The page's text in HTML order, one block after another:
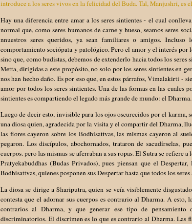
introduce a los seres vivos en la felicidad del Buda. Tal, Manjushri, es
Hay una diferencia entre amar a los seres sintientes - el cual
normal que, como seres humanos de carne y hueso, seamos seres
nnuestros seres queridos, ya sean familiares o amigos.
comportamiento sociópata y patológico. Pero el amor y el interés por
sino que, como budistas, debemos de extenderlo hacia todos los
Metta, dirigidas a este propósito, no solo por los seres sintientes en
nos han hecho daño. Es por eso que, en estos párrafos, Vimalakirti -
amor por todos los seres sintientes. Una de las formas en las cuales
sintientes es compartiendo el legado más grande de mundo: el Dharma.
Luego de decir esto, invisible para los ojos oscurecidos por el
una diosa quien, agradecida por la visita y el compartir del Dharma,
las flores cayeron sobre los Bodhisattvas, las mismas cayeron al
pegaron. Los discípulos, abochornados, trataron de sacudírselas,
cuerpos. pero las mismas se aferraban a sus ropas. El Sutra se refiere
Pratyekabuddhas (Budas Privados), pues piensan que el
Bodhisattvas, quienes posponen sus Despertar hasta que todos los
La diosa se dirige a Shariputra, quien se veía visiblemente
contesta que el adornar sus cuerpos es contrario al Dharma. A
contrarios al Dharma, y que generar ese tipo de pensamiento
discriminatorios. El discrimen es lo que es contrario al Dharma. Las